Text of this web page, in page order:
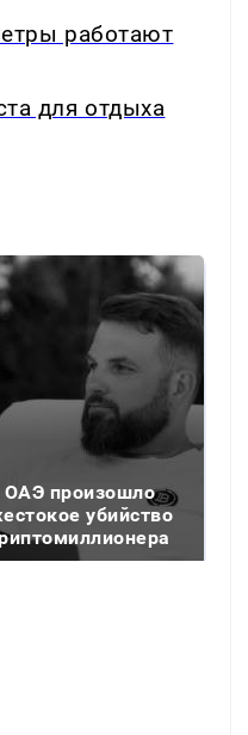
работают
для отдыха
ОАЭ произошло
убийство